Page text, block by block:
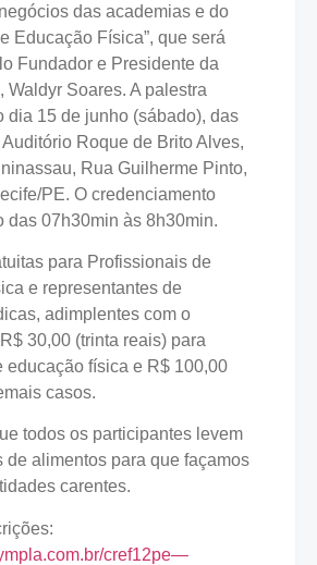
das academias e do
Educação Física”, que será
Fundador e Presidente da
Waldyr Soares. A palestra
dia 15 de junho (sábado), das
Roque de Brito Alves,
Rua Guilherme Pinto,
PE. O credenciamento
das 07h30min às 8h30min.
para Profissionais de
e representantes de
adimplentes com o
30,00 (trinta reais) para
educação física e R$ 100,00
casos.
todos os participantes levem
de alimentos para que façamos
carentes.
cref12pe—